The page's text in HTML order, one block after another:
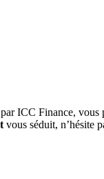
ICC Finance,
vous séduit, n’hésite